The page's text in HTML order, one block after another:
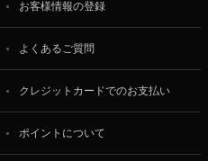
お客様情報の登録
よくあるご質問
クレジットカードでのお支払い
ポイントについて